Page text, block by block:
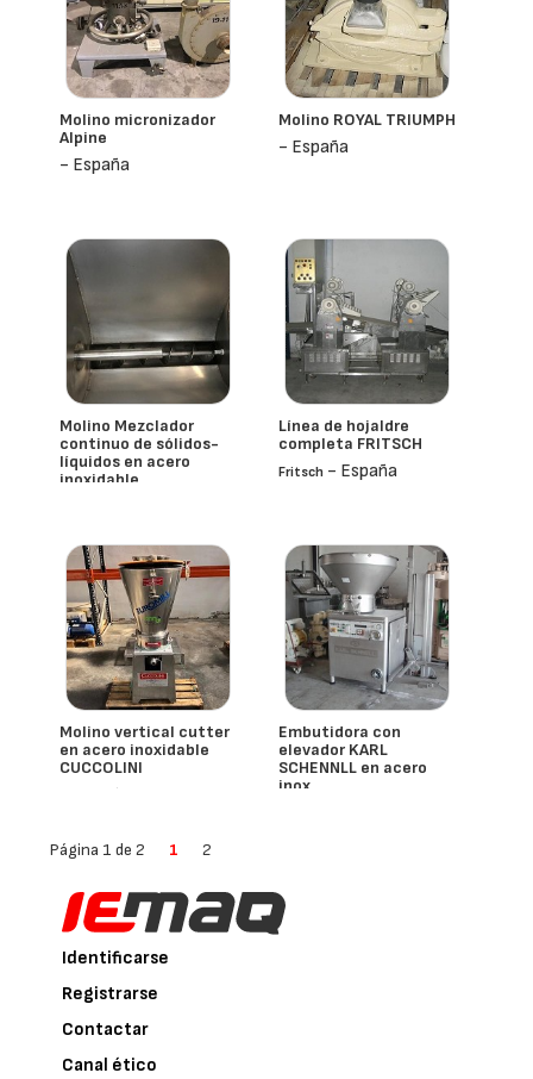
Molino micronizador
Alpine
- España
Molino ROYAL TRIUMPH
- España
Molino Mezclador
continuo de sólidos-
líquidos en acero
inoxidable
Línea de hojaldre
completa FRITSCH
Fritsch - España
Molino vertical cutter
en acero inoxidable
CUCCOLINI
- España
Embutidora con
elevador KARL
SCHENNLL en acero
inox
Página 1 de 2 1 2
Identificarse
Registrarse
Contactar
Canal ético